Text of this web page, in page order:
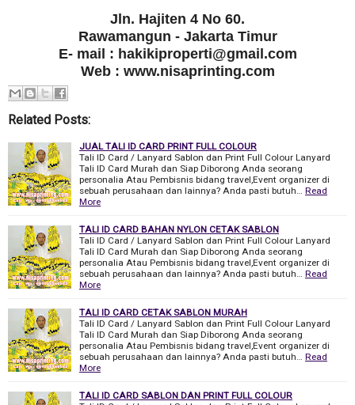
Jln. Hajiten 4 No 60.
Rawamangun - Jakarta Timur
E- mail : hakikiproperti@gmail.com
Web : www.nisaprinting.com
Related Posts:
JUAL TALI ID CARD PRINT FULL COLOUR
Tali ID Card / Lanyard Sablon dan Print Full Colour Lanyard
Tali ID Card Murah dan Siap Diborong Anda seorang
personalia Atau Pembisnis bidang travel,Event organizer di
sebuah perusahaan dan lainnya? Anda pasti butuh… Read
More
TALI ID CARD BAHAN NYLON CETAK SABLON
Tali ID Card / Lanyard Sablon dan Print Full Colour Lanyard
Tali ID Card Murah dan Siap Diborong Anda seorang
personalia Atau Pembisnis bidang travel,Event organizer di
sebuah perusahaan dan lainnya? Anda pasti butuh… Read
More
TALI ID CARD CETAK SABLON MURAH
Tali ID Card / Lanyard Sablon dan Print Full Colour Lanyard
Tali ID Card Murah dan Siap Diborong Anda seorang
personalia Atau Pembisnis bidang travel,Event organizer di
sebuah perusahaan dan lainnya? Anda pasti butuh… Read
More
TALI ID CARD SABLON DAN PRINT FULL COLOUR